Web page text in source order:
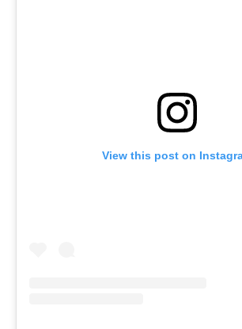
View this post on